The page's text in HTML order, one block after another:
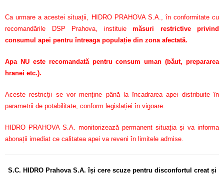
Ca urmare a acestei situații, HIDRO PRAHOVA S.A., în conformitate cu
recomandările DSP Prahova, instituie măsuri restrictive privind
consumul apei pentru întreaga populație din zona afectată.
Apa NU este recomandată pentru consum uman (băut, prepararea
hranei etc.).
Aceste restricții se vor menține până la încadrarea apei distribuite în
parametrii de potabilitate, conform legislației în vigoare.
HIDRO PRAHOVA S.A. monitorizează permanent situația și va informa
abonații imediat ce calitatea apei va reveni în limitele admise.
S.C. HIDRO Prahova S.A. își cere scuze pentru disconfortul creat și